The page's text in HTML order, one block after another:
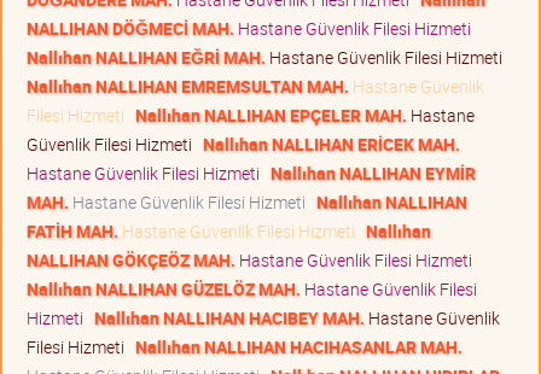
NALLIHAN DÖĞMECİ MAH. Hastane Güvenlik Filesi Hizmeti
Nallıhan NALLIHAN EĞRİ MAH. Hastane Güvenlik Filesi Hizmeti
Nallıhan NALLIHAN EMREMSULTAN MAH. Hastane Güvenlik
Filesi Hizmeti Nallıhan NALLIHAN EPÇELER MAH. Hastane
Güvenlik Filesi Hizmeti Nallıhan NALLIHAN ERİCEK MAH.
Hastane Güvenlik Filesi Hizmeti Nallıhan NALLIHAN EYMİR
MAH. Hastane Güvenlik Filesi Hizmeti Nallıhan NALLIHAN
FATİH MAH. Hastane Güvenlik Filesi Hizmeti Nallıhan
NALLIHAN GÖKÇEÖZ MAH. Hastane Güvenlik Filesi Hizmeti
Nallıhan NALLIHAN GÜZELÖZ MAH. Hastane Güvenlik Filesi
Hizmeti Nallıhan NALLIHAN HACIBEY MAH. Hastane Güvenlik
Filesi Hizmeti Nallıhan NALLIHAN HACIHASANLAR MAH.